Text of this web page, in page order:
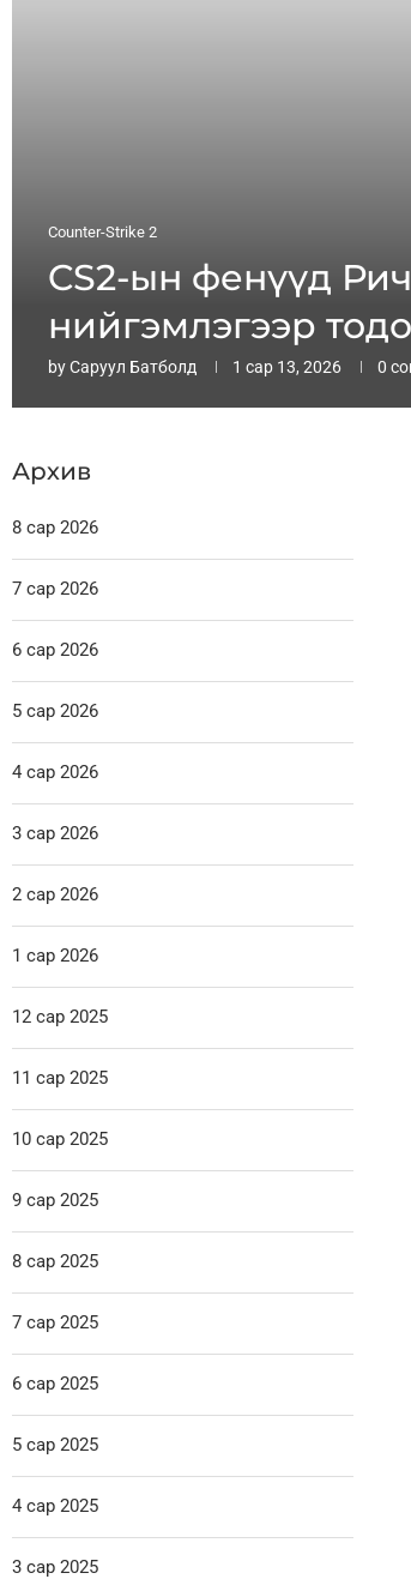
Counter-Strike 2
CS2-ын фенүүд
нийгэмлэгээр
byСаруул Батболд 1 сар 13, 2026 0
Архив
8 сар 2026
7 сар 2026
6 сар 2026
5 сар 2026
4 сар 2026
3 сар 2026
2 сар 2026
1 сар 2026
12 сар 2025
11 сар 2025
10 сар 2025
9 сар 2025
8 сар 2025
7 сар 2025
6 сар 2025
5 сар 2025
4 сар 2025
3 сар 2025